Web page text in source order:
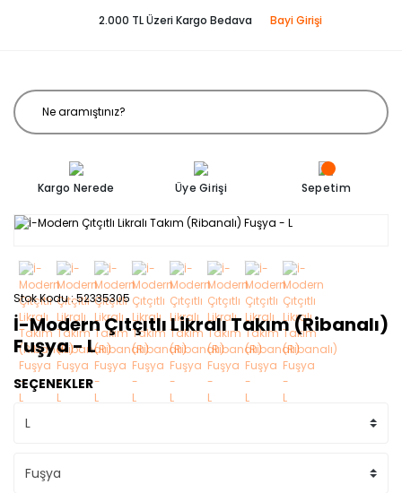
2.000 TL Üzeri Kargo Bedava Bayi Girişi
Kargo Nerede Üye Girişi Sepetim
Stok Kodu 52335305
İ-Modern Çıtçıtlı Likralı Takım (Ribanalı)
Fuşya - L
SEÇENEKLER